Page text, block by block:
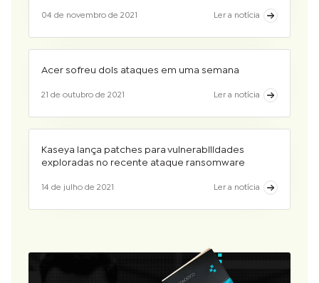
04 de novembro de 2021 Ler a notícia
Acer sofreu dois ataques em uma semana
21 de outubro de 2021 Ler a notícia
Kaseya lança patches para vulnerabilidades
exploradas no recente ataque ransomware
14 de julho de 2021 Ler a notícia